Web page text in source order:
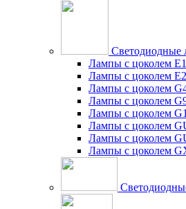
Светодиодные
Лампы с цоколем
Лампы с цоколем
Лампы с цоколем
Лампы с цоколем
Лампы с цоколем
Лампы с цоколем
Лампы с цоколем
Лампы с цоколем